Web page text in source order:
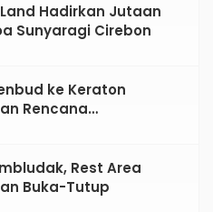
Hadirkan Jutaan
Sunyaragi Cirebon
ke Keraton
Rencana
Kesenian Nyi
Rest Area
Buka-Tutup